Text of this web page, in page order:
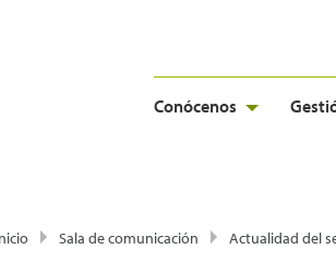
Conócenos
Sala de comunicación Actualidad del